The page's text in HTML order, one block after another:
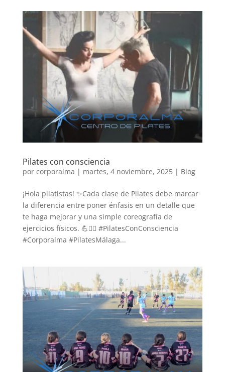
Pilates con consciencia
por corporalma | martes, 4 noviembre, 2025| Blog
¡Hola pilatistas! ✨Cada clase de Pilates debe marcar
la diferencia entre poner énfasis en un detalle que
te haga mejorar y una simple coreografía de
ejercicios físicos. 💪🧘‍♀️ #PilatesConConsciencia
#Corporalma #PilatesMálaga...